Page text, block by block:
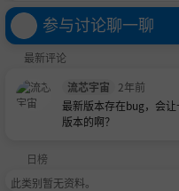
参与讨论聊一聊
最新评论
流芯宇宙
2年前
最新版本存在bug，会
版本的啊？
日榜
此类别暂无资料。